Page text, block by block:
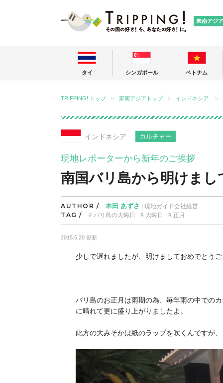
東南アジア
タイ シンガポール ベトナム
TRIPPING! トップ 東南アジアトップ インドネシア
インドネシア カルチャー
現地レポーターから新年のご挨拶
南国バリ島から明けま
AUTHOR / 本田 あずさ | 現地ガイド会社経営
TAG / バリ島の大晦日 大晦日 正月
2015.5.20 更新
少しで遅れましたが、明けましておめでとう
バリ島のお正月は雨期の為、毎年雨の中での
に晴れて更に盛り上がりましたよ。
此方の大みそかは紙のラップを吹くんですが